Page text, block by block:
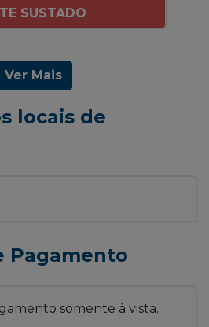
SUSTADO
Ver Mais
locais de
Pagamento
somente à vista.